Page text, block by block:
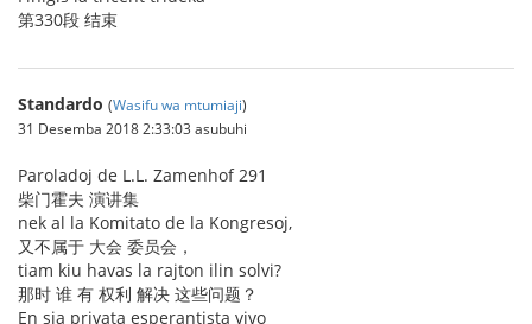
第330段 结束
Standardo (Wasifu wa mtumiaji)
31 Desemba 2018 2:33:03 asubuhi
Paroladoj de L.L. Zamenhof 291
柴门霍夫 演讲集
nek al la Komitato de la Kongresoj,
又不属于 大会 委员会，
tiam kiu havas la rajton ilin solvi?
那时 谁 有 权利 解决 这些问题？
En sia privata esperantista vivo